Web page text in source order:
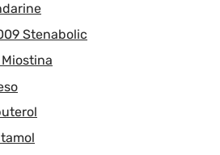
Stenabolic
Miostina